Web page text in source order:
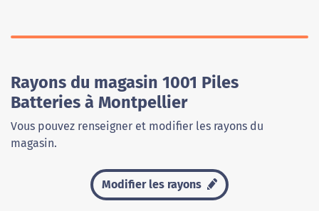
Rayons du magasin 1001 Piles
Batteries à Montpellier
Vous pouvez renseigner et modifier les rayons du
magasin.
Modifier les rayons